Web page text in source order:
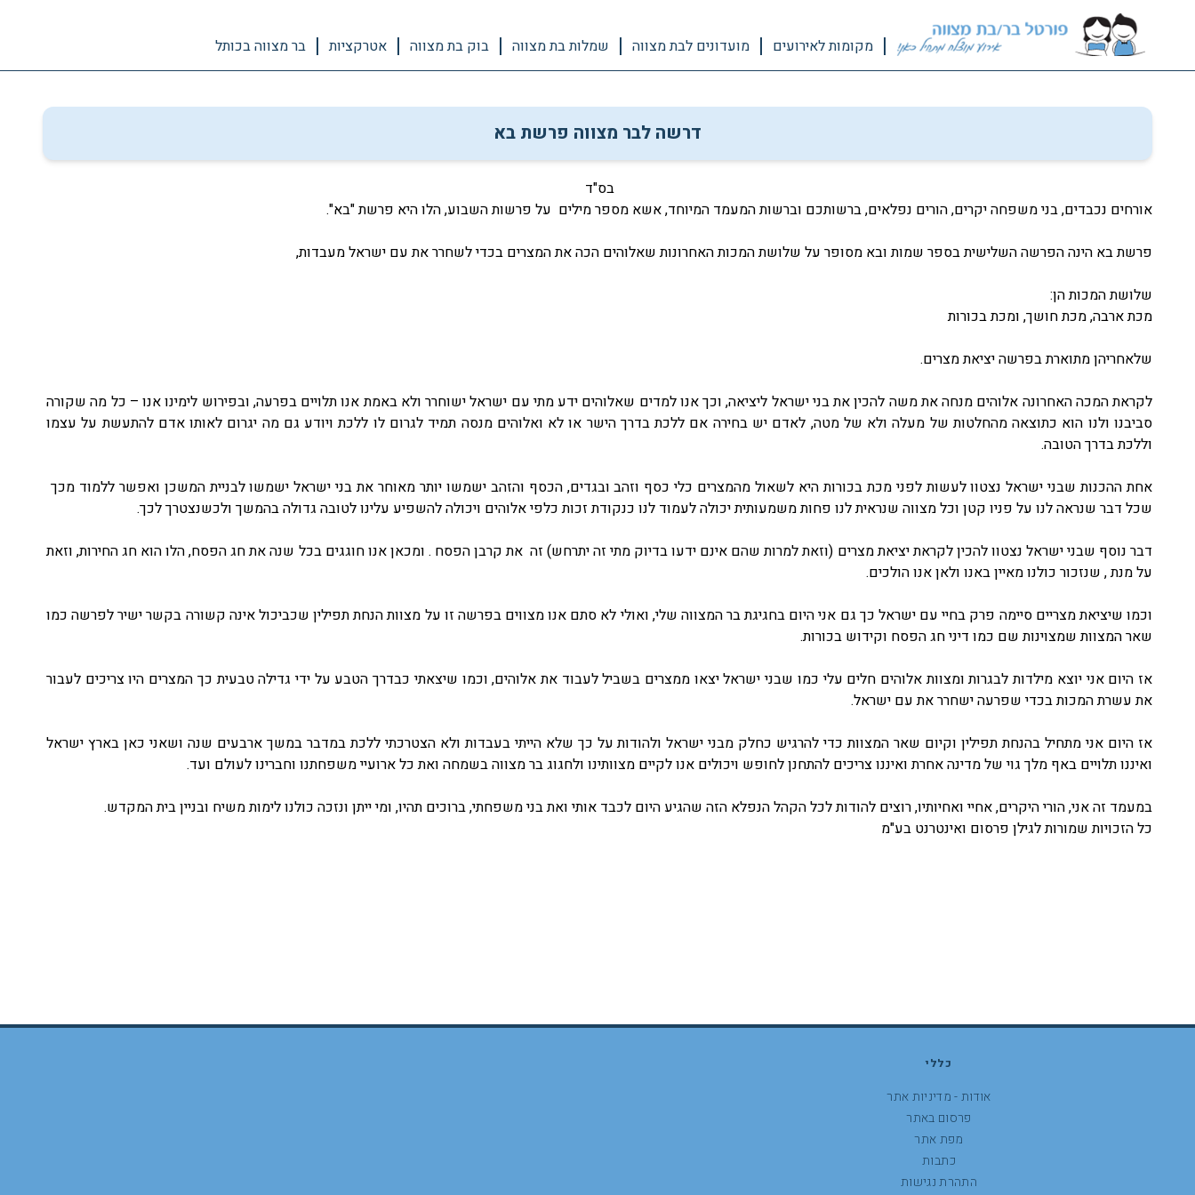
מקומות לאירועים מועדונים לבת מצווה שמלות בת מצווה בוק בת מצווה אטרקציות בר מצווה בכותל
דרשה לבר מצווה פרשת בא
בס"ד
אורחים נכבדים, בני משפחה יקרים, הורים נפלאים, ברשותכם וברשות המעמד המיוחד, אשא מספר מילים על פרשות השבוע, הלו היא פרשת "בא".
פרשת בא הינה הפרשה השלישית בספר שמות ובא מסופר על שלושת המכות האחרונות שאלוהים הכה את המצרים בכדי לשחרר את עם ישראל מעבדות,
שלושת המכות הן:
מכת ארבה, מכת חושך, ומכת בכורות
שלאחריהן מתוארת בפרשה יציאת מצרים.
לקראת המכה האחרונה אלוהים מנחה את משה להכין את בני ישראל ליציאה, וכך אנו למדים שאלוהים ידע מתי עם ישראל ישוחרר ולא באמת אנו תלויים בפרעה, ובפירוש לימינו אנו – כל מה שקורה
סביבנו ולנו הוא כתוצאה מהחלטות של מעלה ולא של מטה, לאדם יש בחירה אם ללכת בדרך הישר או לא ואלוהים מנסה תמיד לגרום לו ללכת ויודע גם מה יגרום לאותו אדם להתעשת על עצמו
וללכת בדרך הטובה.
אחת ההכנות שבני ישראל נצטוו לעשות לפני מכת בכורות היא לשאול מהמצרים כלי כסף וזהב ובגדים, הכסף והזהב ישמשו יותר מאוחר את בני ישראל ישמשו לבניית המשכן ואפשר ללמוד מכך
שכל דבר שנראה לנו על פניו קטן וכל מצווה שנראית לנו פחות משמעותית יכולה לעמוד לנו כנקודת זכות כלפי אלוהים ויכולה להשפיע עלינו לטובה גדולה בהמשך ולכשנצטרך לכך.
דבר נוסף שבני ישראל נצטוו להכין לקראת יציאת מצרים (וזאת למרות שהם אינם ידעו בדיוק מתי זה יתרחש) זה את קרבן הפסח . ומכאן אנו חוגגים בכל שנה את חג הפסח, הלו הוא חג החירות, וזאת
על מנת , שנזכור כולנו מאיין באנו ולאן אנו הולכים.
וכמו שיציאת מצריים סיימה פרק בחיי עם ישראל כך גם אני היום בחגיגת בר המצווה שלי, ואולי לא סתם אנו מצווים בפרשה זו על מצוות הנחת תפילין שכביכול אינה קשורה בקשר ישיר לפרשה כמו
שאר המצוות שמצוינות שם כמו דיני חג הפסח וקידוש בכורות.
אז היום אני יוצא מילדות לבגרות ומצוות אלוהים חלים עלי כמו שבני ישראל יצאו ממצרים בשביל לעבוד את אלוהים, וכמו שיצאתי כבדרך הטבע על ידי גדילה טבעית כך המצרים היו צריכים לעבור
את עשרת המכות בכדי שפרעה ישחרר את עם ישראל.
אז היום אני מתחיל בהנחת תפילין וקיום שאר המצוות כדי להרגיש כחלק מבני ישראל ולהודות על כך שלא הייתי בעבדות ולא הצטרכתי ללכת במדבר במשך ארבעים שנה ושאני כאן בארץ ישראל
ואיננו תלויים באף מלך גוי של מדינה אחרת ואיננו צריכים להתחנן לחופש ויכולים אנו לקיים מצוותינו ולחגוג בר מצווה בשמחה ואת כל ארועיי משפחתנו וחברינו לעולם ועד.
במעמד זה אני, הורי היקרים, אחיי ואחיותיו, רוצים להודות לכל הקהל הנפלא הזה שהגיע היום לכבד אותי ואת בני משפחתי, ברוכים תהיו, ומי ייתן ונזכה כולנו לימות משיח ובניין בית המקדש.
כל הזכויות שמורות לגילן פרסום ואינטרנט בע"מ
כללי
אודות - מדיניות אתר
פרסום באתר
מפת אתר
כתבות
התהרת נגישות